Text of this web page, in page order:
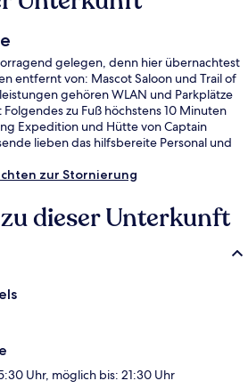
gelegen, denn hier übernachtest
entfernt von: Mascot Saloon und Trail of
gehören WLAN und Parkplätze
zu Fuß höchstens 10 Minuten
Expedition und Hütte von Captain
lieben das hilfsbereite Personal und
zur Stornierung
dieser Unterkunft
Uhr, möglich bis: 21:30 Uhr